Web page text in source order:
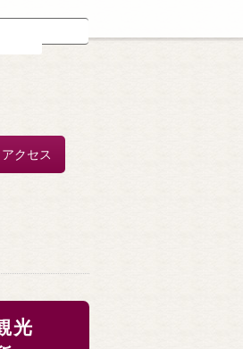
アクセス
光